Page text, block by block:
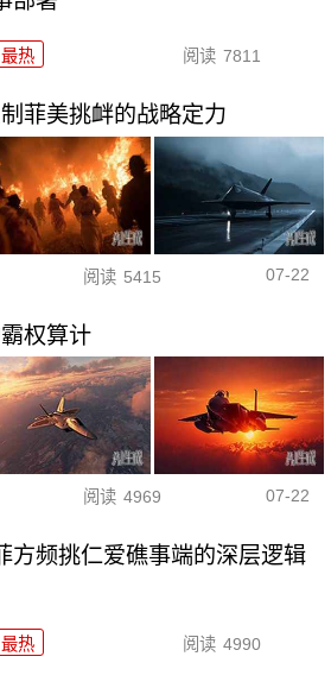
最热 阅读 7811
菲美挑衅的战略定力
阅读 5415 07-22
权算计
阅读 4969 07-22
方频挑仁爱礁事端的深层逻辑
最热 阅读 4990